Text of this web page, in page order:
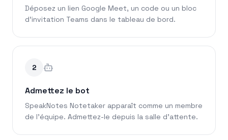
Déposez un lien Google Meet, un code ou un bloc
d'invitation Teams dans le tableau de bord.
2
Admettez le bot
SpeakNotes Notetaker apparaît comme un membre
de l'équipe. Admettez-le depuis la salle d'attente.